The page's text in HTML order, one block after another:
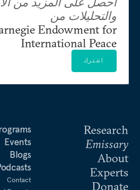
Research
Emissary
About
Experts
Donate
Events
Blogs
Contact
والتحليلات من
Endowment for
International Peace
اشترك